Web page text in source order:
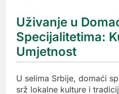
Uživanje u
Specijalitetima:
Umjetnost
U selima Srbije, domaći
srž lokalne kulture i